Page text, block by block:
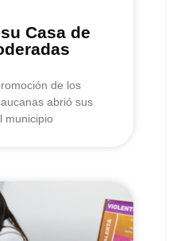
Casa de
de los
abrió sus
municipio